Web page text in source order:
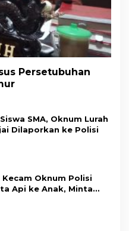
Persetubuhan
SMA, Oknum Lurah
Dilaporkan ke Polisi
Kecam Oknum Polisi
Api ke Anak, Minta
Tindak Tegas